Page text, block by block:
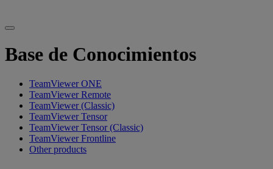
Base de Conocimientos
TeamViewer ONE
TeamViewer Remote
TeamViewer (Classic)
TeamViewer Tensor
TeamViewer Tensor (Classic)
TeamViewer Frontline
Other products